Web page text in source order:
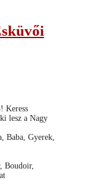
Keress
lesz a Nagy
Baba, Gyerek,
Boudoir,